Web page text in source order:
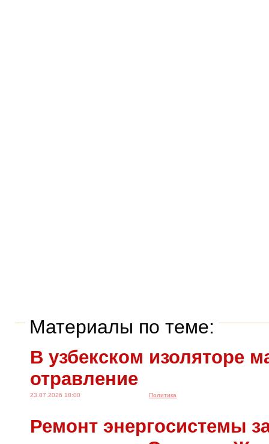
Материалы по теме:
В узбекском изоляторе
отравление
23.07.2026 18:00 Политика
Ремонт энергосистемы